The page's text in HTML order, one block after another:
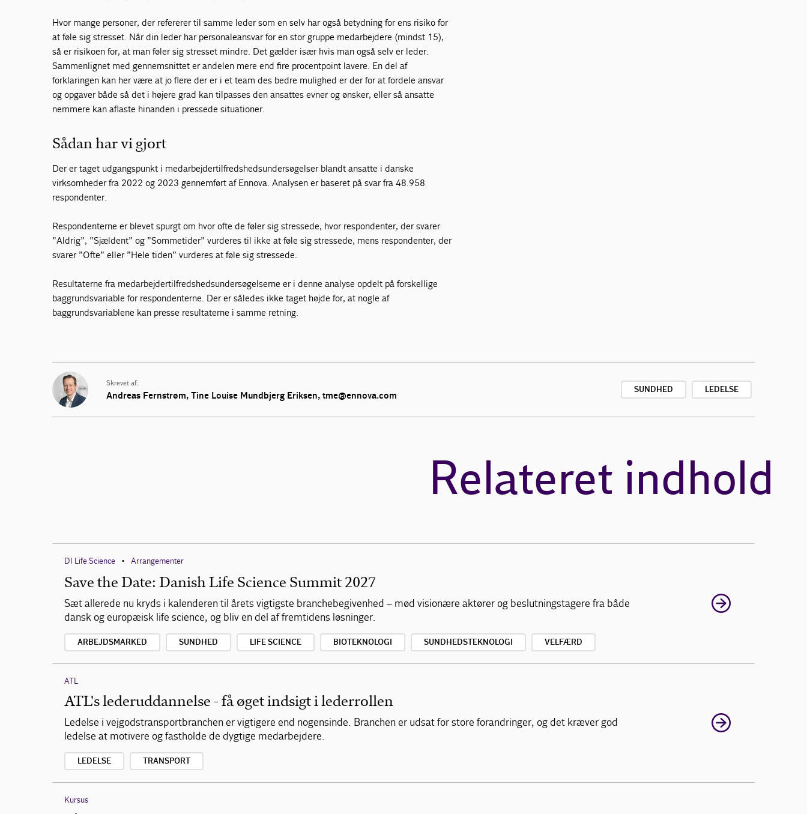
Hvor mange personer, der refererer til samme leder som en selv har også betydning for ens risiko for
at føle sig stresset. Når din leder har personaleansvar for en stor gruppe medarbejdere (mindst 15),
så er risikoen for, at man føler sig stresset mindre. Det gælder især hvis man også selv er leder.
Sammenlignet med gennemsnittet er andelen mere end fire procentpoint lavere. En del af
forklaringen kan her være at jo flere der er i et team des bedre mulighed er der for at fordele ansvar
og opgaver både så det i højere grad kan tilpasses den ansattes evner og ønsker, eller så ansatte
nemmere kan aflaste hinanden i pressede situationer.
Sådan har vi gjort
Der er taget udgangspunkt i medarbejdertilfredshedsundersøgelser blandt ansatte i danske
virksomheder fra 2022 og 2023 gennemført af Ennova. Analysen er baseret på svar fra 48.958
respondenter.
Respondenterne er blevet spurgt om hvor ofte de føler sig stressede, hvor respondenter, der svarer
”Aldrig”, ”Sjældent” og ”Sommetider” vurderes til ikke at føle sig stressede, mens respondenter, der
svarer ”Ofte” eller ”Hele tiden” vurderes at føle sig stressede.
Resultaterne fra medarbejdertilfredshedsundersøgelserne er i denne analyse opdelt på forskellige
baggrundsvariable for respondenterne. Der er således ikke taget højde for, at nogle af
baggrundsvariablene kan presse resultaterne i samme retning.
Skrevet af:
Andreas Fernstrøm, Tine Louise Mundbjerg Eriksen, tme@ennova.com
SUNDHED LEDELSE
Relateret indhold
DI Life Science • Arrangementer
Save the Date: Danish Life Science Summit 2027
Sæt allerede nu kryds i kalenderen til årets vigtigste branchebegivenhed – mød visionære aktører og beslutningstagere fra både
dansk og europæisk life science, og bliv en del af fremtidens løsninger.
ARBEJDSMARKED SUNDHED LIFE SCIENCE BIOTEKNOLOGI SUNDHEDSTEKNOLOGI VELFÆRD
ATL
ATL's lederuddannelse - få øget indsigt i lederrollen
Ledelse i vejgodstransportbranchen er vigtigere end nogensinde. Branchen er udsat for store forandringer, og det kræver god
ledelse at motivere og fastholde de dygtige medarbejdere.
LEDELSE TRANSPORT
Kursus